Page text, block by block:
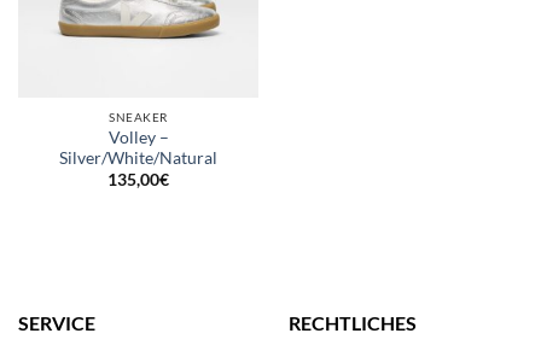
SNEAKER
Volley –
Silver/White/Natural
135,00€
SERVICE RECHTLICHES